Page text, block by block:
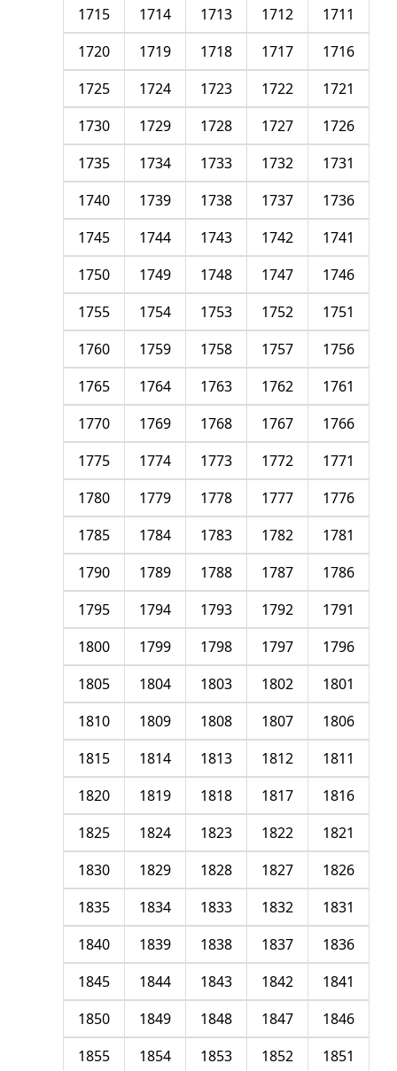
1711
1712
1713
1714
1715
1716
1717
1718
1719
1720
1721
1722
1723
1724
1725
1726
1727
1728
1729
1730
1731
1732
1733
1734
1735
1736
1737
1738
1739
1740
1741
1742
1743
1744
1745
1746
1747
1748
1749
1750
1751
1752
1753
1754
1755
1756
1757
1758
1759
1760
1761
1762
1763
1764
1765
1766
1767
1768
1769
1770
1771
1772
1773
1774
1775
1776
1777
1778
1779
1780
1781
1782
1783
1784
1785
1786
1787
1788
1789
1790
1791
1792
1793
1794
1795
1796
1797
1798
1799
1800
1801
1802
1803
1804
1805
1806
1807
1808
1809
1810
1811
1812
1813
1814
1815
1816
1817
1818
1819
1820
1821
1822
1823
1824
1825
1826
1827
1828
1829
1830
1831
1832
1833
1834
1835
1836
1837
1838
1839
1840
1841
1842
1843
1844
1845
1846
1847
1848
1849
1850
1851
1852
1853
1854
1855